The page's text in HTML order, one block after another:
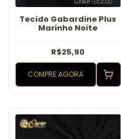
Tecido Gabardine Plus
Marinho Noite
R$25,90
COMPRE AGORA